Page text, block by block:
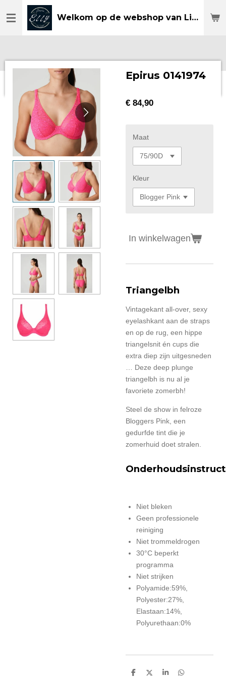
direct
Welkom op de webshop van Lingerie Elly
Epirus 0141974
€ 84,90
Maat
Kleur
In winkelwagen
Triangelbh
Vintagekant all-over, sexy
eyelashkant aan de straps
en op de rug, een hippe
triangelsnit én cups die
extra diep zijn uitgesneden
… Deze deep plunge
triangelbh is nu al je
favoriete zomerbh!
Steel de show in felroze
Bloggers Pink, een
gedurfde tint die je
zomerhuid doet stralen.
Niet bleken
Geen professionele
reiniging
Niet trommeldrogen
30°C beperkt
programma
Niet strijken
Polyamide:59%,
Polyester:27%,
Elastaan:14%,
Polyurethaan:0%
D
D
S
D